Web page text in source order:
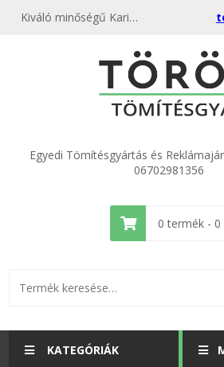
Kiváló minőségű Karima tömítés DN 50 PTFE teflon 61x95x2,0mm kedvező áron, egyenest a gyártótól, rendeld meg most és csatlakozz a több ezer elégedett vásárlóhoz.
Egyedi Tömítésgyártás és
06702981356
0 termék - 0
KATEGÓRIÁK